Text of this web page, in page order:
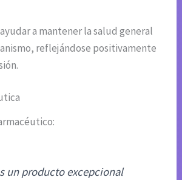
a mantener la salud general
reflejándose positivamente
un producto excepcional